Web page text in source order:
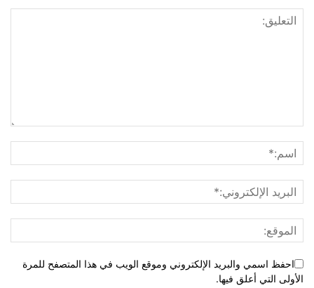
احفظ اسمي والبريد الإلكتروني وموقع الويب في هذا المتصفح للمرة
الأولى التي أعلق فيها.